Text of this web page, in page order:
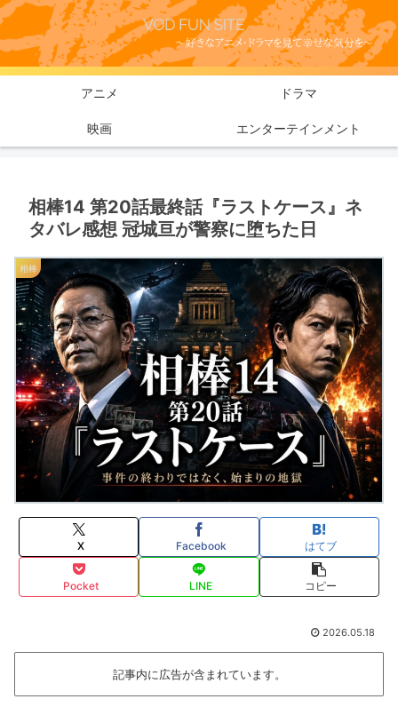
アニメ ドラマ
映画 エンターテインメント
相棒14 第20話最終話『ラストケース』ネ
タバレ感想 冠城亘が警察に堕ちた日
相棒
X Facebook はてブ
Pocket LINE コピー
2026.05.18
記事内に広告が含まれています。